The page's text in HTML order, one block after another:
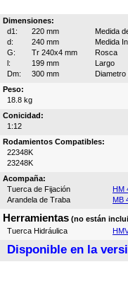
Dimensiones:
d1:
220 mm
Medida
d:
240 mm
Medida
G:
Tr 240x4 mm
Rosca
l:
199 mm
Largo
Dm:
300 mm
Peso:
18.8 kg
Conicidad:
1:12
Rodamientos Compatibles:
22348K
23248K
Acompaña:
Tuerca de Fijación
HM
Arandela de Traba
MB
Herramientas (no están
Tuerca Hidráulica
Disponible en la